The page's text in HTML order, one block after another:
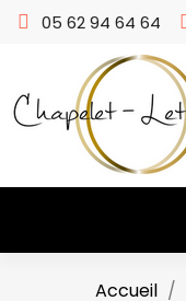
05 62 94 64 64
Accueil